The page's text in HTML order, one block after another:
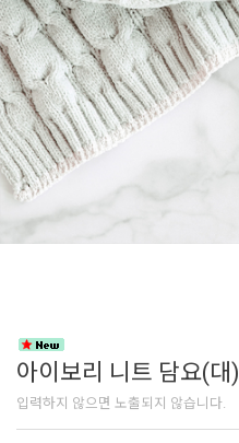
아이보리 니트 담요(대)
입력하지 않으면 노출되지 않습니다.